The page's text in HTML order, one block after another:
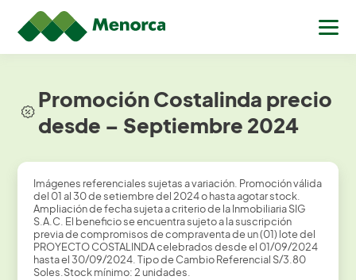
Promoción Costalinda precio
desde – Septiembre 2024
Imágenes referenciales sujetas a variación. Promoción válida
del 01 al 30 de setiembre del 2024 o hasta agotar stock.
Ampliación de fecha sujeta a criterio de la Inmobiliaria SIG
S.A.C. El beneficio se encuentra sujeto a la suscripción
previa de compromisos de compraventa de un (01) lote del
PROYECTO COSTALINDA celebrados desde el 01/09/2024
hasta el 30/09/2024. Tipo de Cambio Referencial S/3.80
Soles.Stock mínimo: 2 unidades.